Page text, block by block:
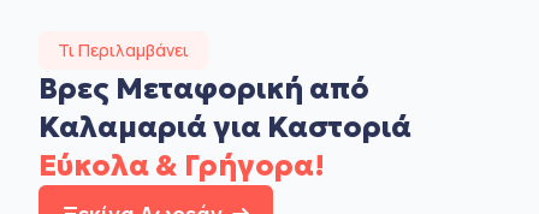
Τι Περιλαμβάνει
Βρες Μεταφορική από
Καλαμαριά για Καστοριά
Εύκολα & Γρήγορα!